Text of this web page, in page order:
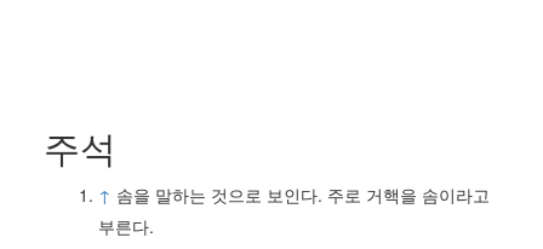
주석
↑ 솜을 말하는 것으로 보인다. 주로 거핵을 솜이라고
부른다.